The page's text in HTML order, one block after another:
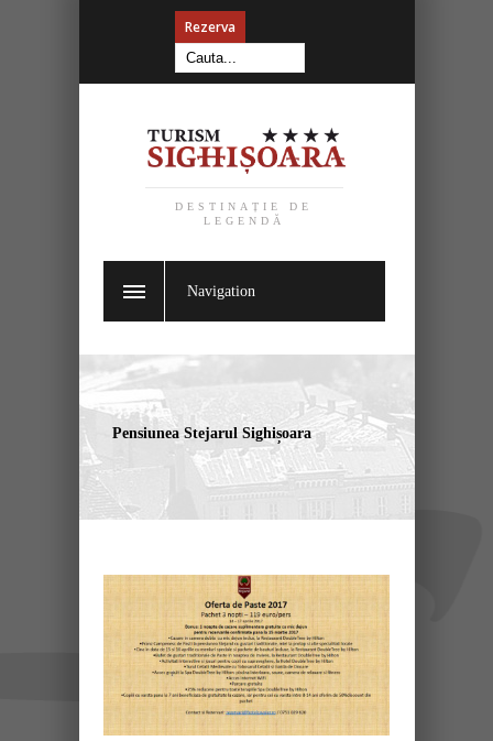
Rezerva
DESTINAȚIE DE
LEGENDĂ
Navigation
Pensiunea Stejarul Sighișoara